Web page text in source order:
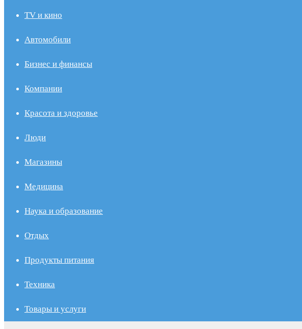
TV и кино
Автомобили
Бизнес и финансы
Компании
Красота и здоровье
Люди
Магазины
Медицина
Наука и образование
Отдых
Продукты питания
Техника
Товары и услуги